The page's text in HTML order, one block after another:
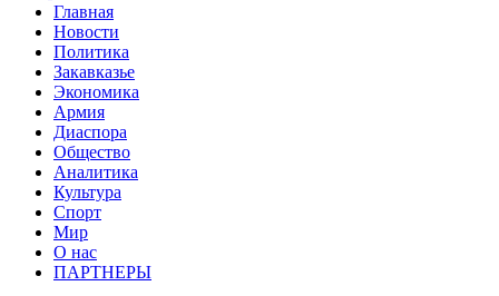
Главная
Новости
Политика
Закавказье
Экономика
Армия
Диаспора
Общество
Аналитика
Культура
Спорт
Мир
О нас
ПАРТНЕРЫ